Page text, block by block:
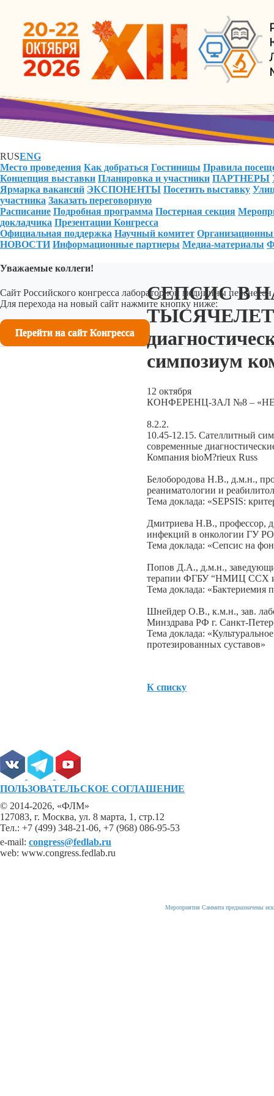
RUSENG
Место проведения Как добраться Гостиницы Правила
Концепция выставки Планировка и участники ПАРТНЕРЫ
Ярмарка вакансий ЭКСПОНЕНТЫ Посетить выставку
участника Заказать переговорную
Расписание Подробная программа Постерная секция
докладчика Презентации Конгресса
Официальная поддержка Научный комитет
НОВОСТИ Информационные партнеры Медиа-материалы
Уважаемые коллеги!
Сайт Российского конгресса лабораторной медицины
Для перехода на новый сайт нажмите кнопку ниже:
Перейти на сайт Конгресса
СЕПСИС В
симпозиум
12 октября
КОНФЕРЕНЦ-ЗАЛ №8 –
8.2.2.
10.45-12.15.
современные
Компания bioM?rieux Russ
Белобородова Н.В., д.м.н.,
реаниматологии и
Тема доклада: «SEPSIS:
Дмитриева Н.В., профессор,
инфекций в онкологии ГУ
Тема доклада: «Сепсис на
Попов Д.А., д.м.н.,
терапии ФГБУ “НМИЦ ССХ
Тема доклада: «Бактериемия
Шнейдер О.В., к.м.н., зав.
Минздрава РФ г. Санкт-
Тема доклада:
протезированных суставов»
К списку
ПОЛЬЗОВАТЕЛЬСКОЕ СОГЛАШЕНИЕ
© 2014-2026, «ФЛМ»
127083, г. Москва, ул. 8 марта, 1, стр.12
Тел.: +7 (499) 348-21-06, +7 (968) 086-95-53
e-mail: congress@fedlab.ru
web: www.congress.fedlab.ru
Мероприятия Саммита предназначены